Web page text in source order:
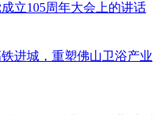
立105周年大会上的讲话
进城，重塑佛山卫浴产业